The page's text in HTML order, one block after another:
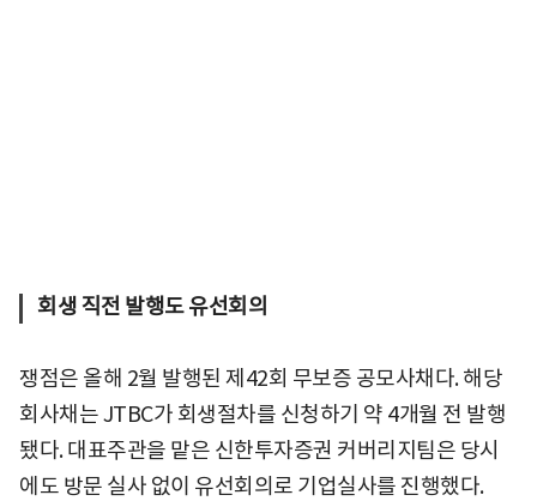
회생 직전 발행도 유선회의
쟁점은 올해 2월 발행된 제42회 무보증 공모사채다. 해당
회사채는 JTBC가 회생절차를 신청하기 약 4개월 전 발행
됐다. 대표주관을 맡은 신한투자증권 커버리지팀은 당시
에도 방문 실사 없이 유선회의로 기업실사를 진행했다.